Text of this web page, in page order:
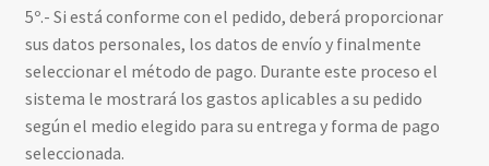
5º.- Si está conforme con el pedido, deberá proporcionar
sus datos personales, los datos de envío y finalmente
seleccionar el método de pago. Durante este proceso el
sistema le mostrará los gastos aplicables a su pedido
según el medio elegido para su entrega y forma de pago
seleccionada.